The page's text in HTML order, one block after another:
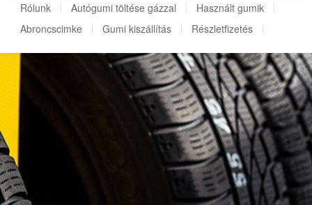
REGISZTRÁCIÓ
Rólunk
Autógumi töltése gázzal
Használt gumik
Abroncscimke
Gumi kiszállítás Részletfizetés